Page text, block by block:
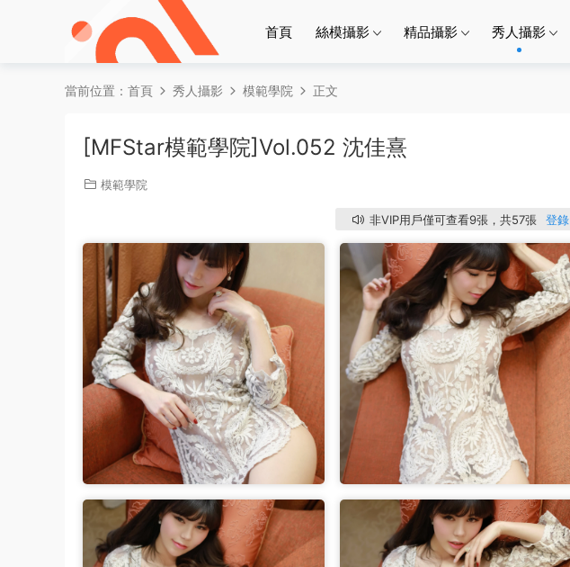
首頁 絲模攝影 精品攝影 秀人攝影
當前位置： 首頁 秀人攝影 模範學院 正文
[MFStar模範學院]Vol.052 沈佳熹
模範學院
非VIP用戶僅可查看9張，共57張 登錄